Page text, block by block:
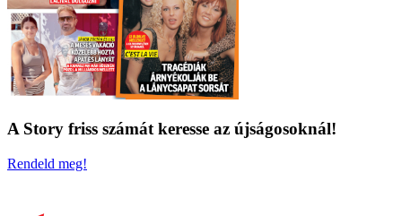
A Story friss számát keresse az újságosoknál!
Rendeld meg!